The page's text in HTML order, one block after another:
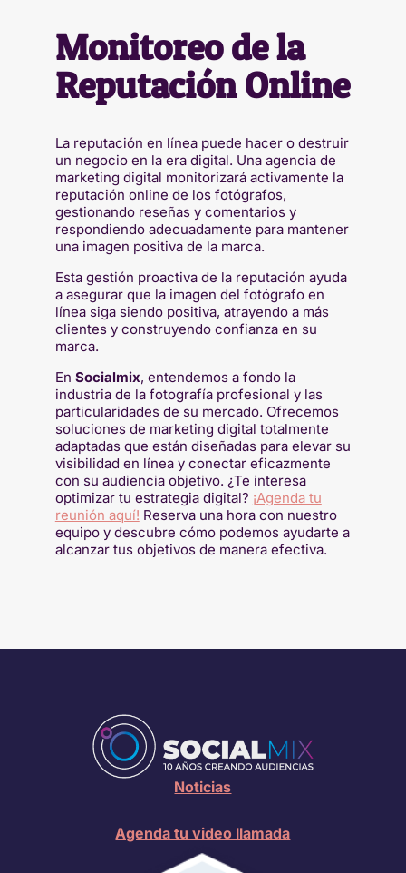
Monitoreo de la
Reputación Online
La reputación en línea puede hacer o destruir
un negocio en la era digital. Una agencia de
marketing digital monitorizará activamente la
reputación online de los fotógrafos,
gestionando reseñas y comentarios y
respondiendo adecuadamente para mantener
una imagen positiva de la marca.
Esta gestión proactiva de la reputación ayuda
a asegurar que la imagen del fotógrafo en
línea siga siendo positiva, atrayendo a más
clientes y construyendo confianza en su
marca.
En Socialmix, entendemos a fondo la
industria de la fotografía profesional y las
particularidades de su mercado. Ofrecemos
soluciones de marketing digital totalmente
adaptadas que están diseñadas para elevar su
visibilidad en línea y conectar eficazmente
con su audiencia objetivo. ¿Te interesa
optimizar tu estrategia digital? ¡Agenda tu
reunión aquí! Reserva una hora con nuestro
equipo y descubre cómo podemos ayudarte a
alcanzar tus objetivos de manera efectiva.
Noticias
Agenda tu video llamada